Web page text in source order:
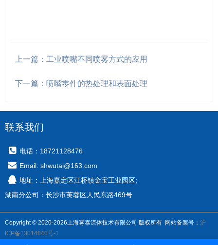
上一篇：工业喷嘴不同喷雾方式的应用
下一篇：喷嘴零件的热处理和表面处理
联系我们
电话：18721128476
Email: shwutai@163.com
地址：上海嘉定区江桥镇金宝工业园区;
湖南分公司：长沙市芙蓉区人民东路469号
Copyright © 2020-2026上海雾泰流体技术有限公司 版权所有 网站备案号： 沪
ICP备13014840号-1